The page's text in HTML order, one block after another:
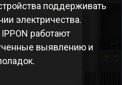
поддерживать
электричества.
работают
выявлению и